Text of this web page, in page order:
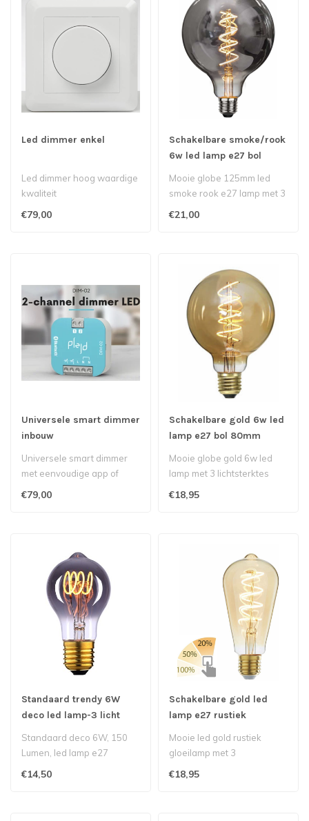
Led dimmer enkel
Led dimmer hoog waardige
kwaliteit
€79,00
Schakelbare smoke/rook
6w led lamp e27 bol
Mooie globe 125mm led
smoke rook e27 lamp met 3
lichtsterktes..
€21,00
Universele smart dimmer
inbouw
Universele smart dimmer
met eenvoudige app of
€79,00
Schakelbare gold 6w led
lamp e27 bol 80mm
Mooie globe gold 6w led
lamp met 3 lichtsterktes
€18,95
Standaard trendy 6W
deco led lamp-3 licht
Standaard deco 6W, 150
Lumen, led lamp e27
€14,50
Schakelbare gold led
lamp e27 rustiek
Mooie led gold rustiek
gloeilamp met 3
€18,95